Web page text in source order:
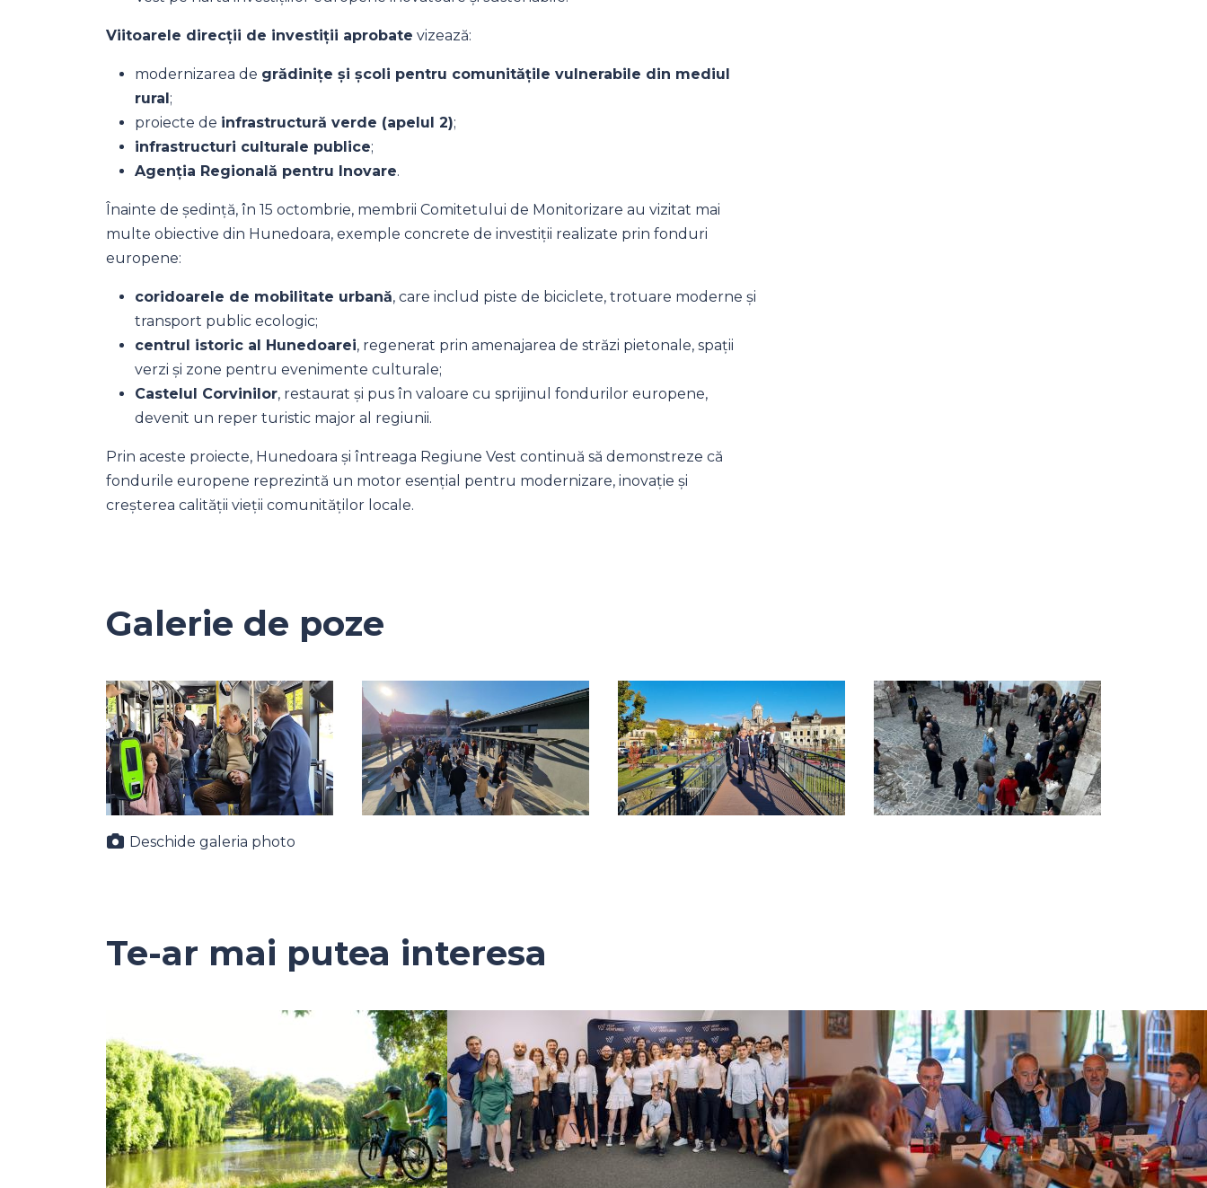
Viitoarele direcții de investiții aprobate vizează:
modernizarea de grădinițe și școli pentru comunitățile vulnerabile din mediul
rural;
proiecte de infrastructură verde (apelul 2);
infrastructuri culturale publice;
Agenția Regională pentru Inovare.
Înainte de ședință, în 15 octombrie, membrii Comitetului de Monitorizare au vizitat mai
multe obiective din Hunedoara, exemple concrete de investiții realizate prin fonduri
europene:
coridoarele de mobilitate urbană, care includ piste de biciclete, trotuare moderne și
transport public ecologic;
centrul istoric al Hunedoarei, regenerat prin amenajarea de străzi pietonale, spații
verzi și zone pentru evenimente culturale;
Castelul Corvinilor, restaurat și pus în valoare cu sprijinul fondurilor europene,
devenit un reper turistic major al regiunii.
Prin aceste proiecte, Hunedoara și întreaga Regiune Vest continuă să demonstreze că
fondurile europene reprezintă un motor esențial pentru modernizare, inovație și
creșterea calității vieții comunităților locale.
Galerie de poze
Deschide galeria photo
Te-ar mai putea interesa